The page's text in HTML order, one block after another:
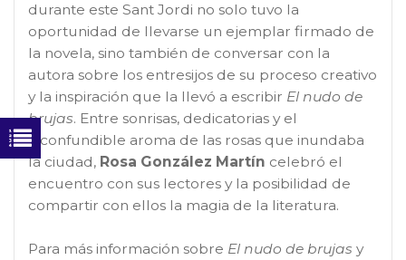
durante este Sant Jordi no solo tuvo la
oportunidad de llevarse un ejemplar firmado de
la novela, sino también de conversar con la
autora sobre los entresijos de su proceso creativo
y la inspiración que la llevó a escribir El nudo de
brujas. Entre sonrisas, dedicatorias y el
inconfundible aroma de las rosas que inundaba
la ciudad, Rosa González Martín celebró el
encuentro con sus lectores y la posibilidad de
compartir con ellos la magia de la literatura.
Para más información sobre El nudo de brujas y